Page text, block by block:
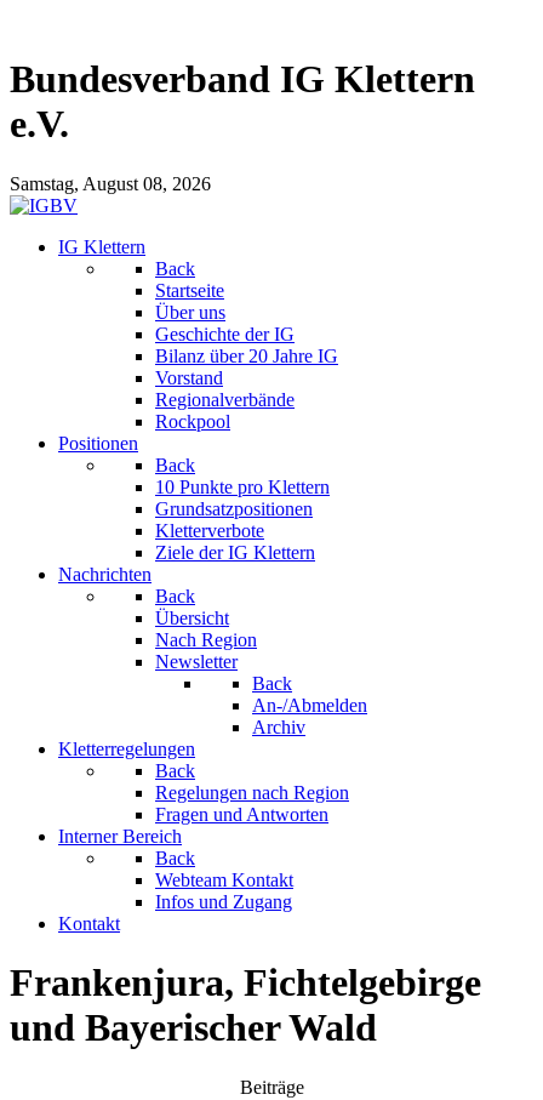
Bundesverband IG Klettern
e.V.
Samstag, August 08, 2026
IG Klettern
Back
Startseite
Über uns
Geschichte der IG
Bilanz über 20 Jahre IG
Vorstand
Regionalverbände
Rockpool
Positionen
Back
10 Punkte pro Klettern
Grundsatzpositionen
Kletterverbote
Ziele der IG Klettern
Nachrichten
Back
Übersicht
Nach Region
Newsletter
Back
An-/Abmelden
Archiv
Kletterregelungen
Back
Regelungen nach Region
Fragen und Antworten
Interner Bereich
Back
Webteam Kontakt
Infos und Zugang
Kontakt
Frankenjura, Fichtelgebirge
und Bayerischer Wald
Beiträge